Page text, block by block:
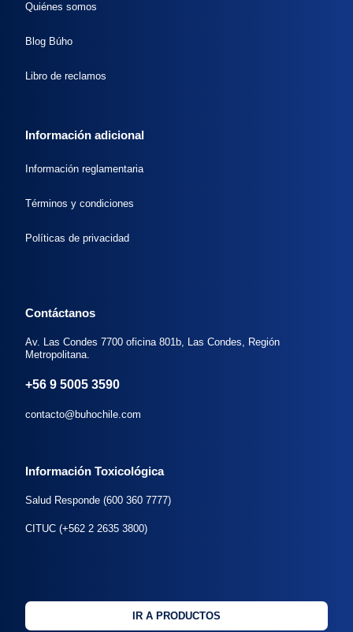
Quiénes somos
Blog Búho
Libro de reclamos
Información adicional
Información reglamentaria
Términos y condiciones
Políticas de privacidad
Contáctanos
Av. Las Condes 7700 oficina 801b, Las Condes, Región
Metropolitana.
+56 9 5005 3590
contacto@buhochile.com
Información Toxicológica
Salud Responde (600 360 7777)
CITUC (+562 2 2635 3800)
IR A PRODUCTOS